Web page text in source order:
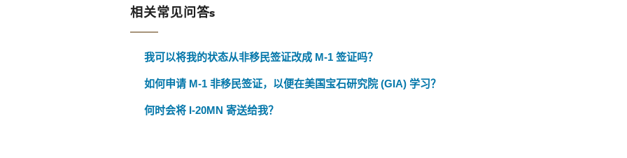
相关常见问答s
我可以将我的状态从非移民签证改成 M-1 签证吗？
如何申请 M-1 非移民签证，以便在美国宝石研究院 (GIA) 学习？
何时会将 I-20MN 寄送给我？